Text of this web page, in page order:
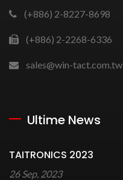
(+886) 2-8227-8698
(+886) 2-2268-6336
sales@win-tact.com.tw
Ultime News
TAITRONICS 2023
26 Sep, 2023